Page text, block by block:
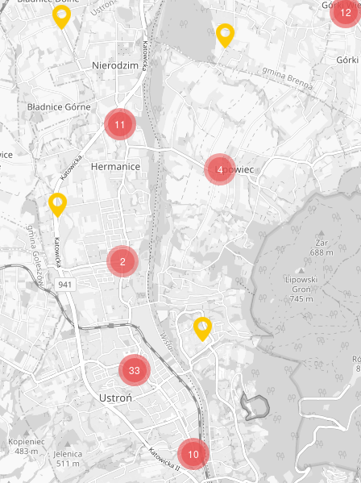
12
33
10
11
4
2